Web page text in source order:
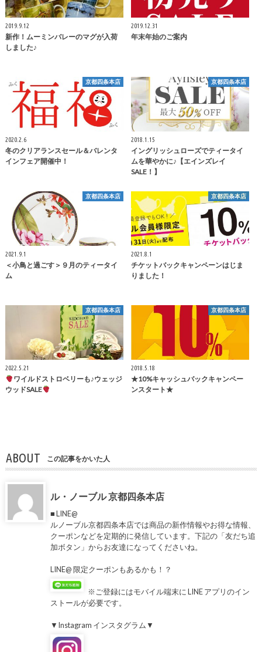
2019.9.12
新作！ムーミンバレーのマグが入荷
しました♪
2019.12.31
年末年始のご案内
京都四条本店
2020.2.6
冬のクリアランスセール＆バレンタ
インフェア開催中！
京都四条本店
2018.1.15
イングリッシュローズでティータイ
ムを華やかに♪【エインズレイ
SALE！】
京都四条本店
2021.9.1
＜小鳥と過ごす＞９月のティータイ
ム
京都四条本店
2021.8.1
チケットバックキャンペーンはじま
りました！
京都四条本店
2022.5.21
ワイルドストロベリーも♪ウェッジ
ウッドSALE
京都四条本店
2018.5.18
★10%キャッシュバックキャンペー
ンスタート★
ABOUT この記事をかいた人
ル・ノーブル 京都四条本店
■ LINE@
ルノーブル京都四条本店では商品の新作情報やお得な情報、
クーポンなどを定期的に発信しています。下記の「友だち追
加ボタン」からお友達になってくださいね。
LINE@ 限定クーポンもあるかも！？
※ご登録にはモバイル端末に LINE アプリのイン
ストールが必要です。
▼Instagram インスタグラム▼